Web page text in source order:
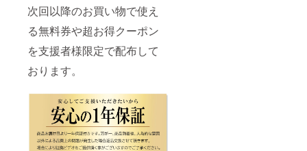
次回以降のお買い物で使え
る無料券や超お得クーポン
を支援者様限定で配布して
おります。